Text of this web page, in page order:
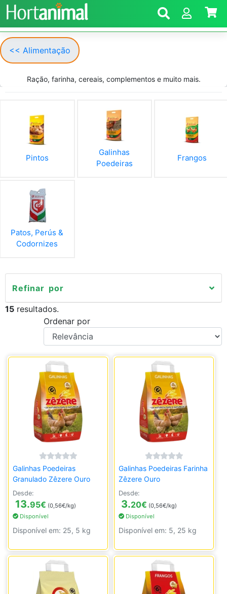
<< Alimentação
Ração, farinha, cereais, complementos e muito mais.
Pintos
Galinhas
Poedeiras
Frangos
Patos, Perús &
Codornizes
Refinar por
15 resultados.
Ordenar por
Galinhas Poedeiras
Granulado Zêzere Ouro
Desde:
13.95€ (0,56€/kg)
Disponível
Disponível em: 25, 5 kg
Galinhas Poedeiras Farinha
Zêzere Ouro
Desde:
3.20€ (0,56€/kg)
Disponível
Disponível em: 5, 25 kg